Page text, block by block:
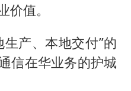
值。
产、本地交付”的
信在华业务的护城